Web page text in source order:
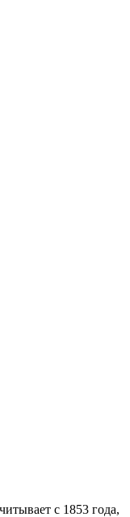
с 1853 года,